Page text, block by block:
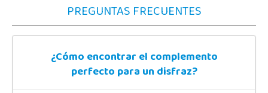
PREGUNTAS FRECUENTES
¿Cómo encontrar el complemento
perfecto para un disfraz?